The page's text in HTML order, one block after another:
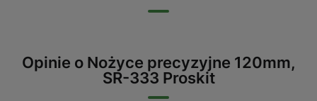
Opinie o Nożyce precyzyjne 120mm,
SR-333 Proskit